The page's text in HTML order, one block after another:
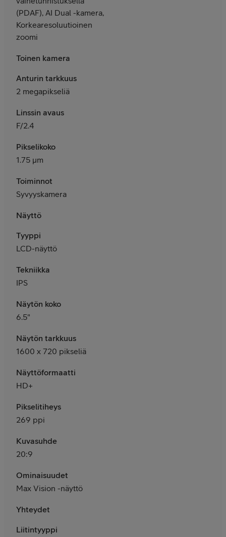
(PDAF), AI Dual -kamera,
Korkearesoluutioinen
zoomi
Toinen kamera
Anturin tarkkuus
2 megapikseliä
Linssin avaus
F/2.4
Pikselikoko
1.75 μm
Toiminnot
Syvyyskamera
Näyttö
Tyyppi
LCD-näyttö
Tekniikka
IPS
Näytön koko
6.5"
Näytön tarkkuus
1600 x 720 pikseliä
Näyttöformaatti
HD+
Pikselitiheys
269 ppi
Kuvasuhde
20:9
Ominaisuudet
Max Vision -näyttö
Yhteydet
Liitintyyppi